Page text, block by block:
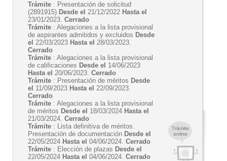
Trámite
online
Trámite : Presentación de solicitud
(2891915) Desde el 21/12/2022 Hasta el
23/01/2023. Cerrado
Trámite : Alegaciones a la lista provisional
de aspirantes admitidos y excluidos Desde
el 22/03/2023 Hasta el 28/03/2023.
Cerrado
Trámite : Alegaciones a la lista provisional
de calificaciones Desde el 14/06/2023
Hasta el 20/06/2023. Cerrado
Trámite : Presentación de méritos Desde
el 11/09/2023 Hasta el 22/09/2023.
Cerrado
Trámite : Alegaciones a la lista provisional
de méritos Desde el 18/03/2024 Hasta el
21/03/2024. Cerrado
Trámite : Lista definitiva de méritos.
Presentación de documentación Desde el
22/05/2024 Hasta el 04/06/2024. Cerrado
Trámite : Elección de plazas Desde el
22/05/2024 Hasta el 04/06/2024. Cerrado